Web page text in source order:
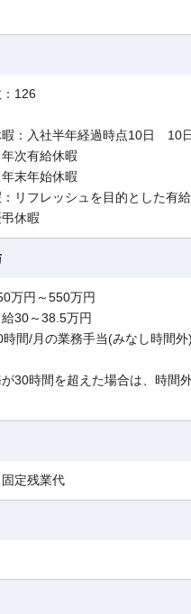
126
暇：入社半年経過時点10日 10
次有給休暇
末年始休暇
リフレッシュを目的とした有
休暇
円～550万円
30～38.5万円
時間/月の業務手当(みなし時間
30時間を超えた場合は、時間
定残業代